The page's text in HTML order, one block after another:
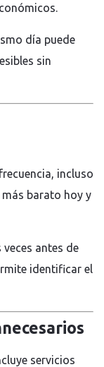
día puede
sin
incluso
más barato hoy y
antes de
identificar el
servicios